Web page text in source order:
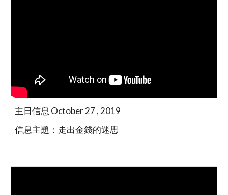
主日信息 October 27 , 2019
信息主題：走出金錢的迷思